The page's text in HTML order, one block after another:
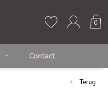
0
Contact
Terug